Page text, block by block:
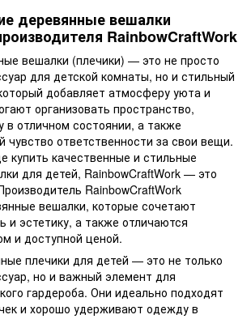
деревянные вешалки
RainbowCraftWork
вешалки (плечики) — это не просто
для детской комнаты, но и стильный
добавляет атмосферу уюта и
организовать пространство,
в отличном состоянии, а также
чувство ответственности за свои вещи.
купить качественные и стильные
для детей, RainbowCraftWork — это
RainbowCraftWork
вешалки, которые сочетают
и эстетику, а также отличаются
и доступной ценой.
плечики для детей — это не только
но и важный элемент для
гардероба. Они идеально подходят
и хорошо удерживают одежду в